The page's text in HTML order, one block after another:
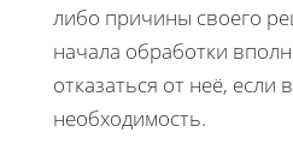
либо причины своего
начала обработки
отказаться от неё, если
необходимость.